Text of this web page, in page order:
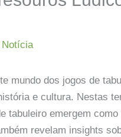
Notícia
mundo dos jogos de
e cultura. Nestas
tabuleiro emergem
revelam insights